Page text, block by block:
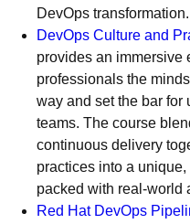
DevOps transformation.
DevOps Culture and
provides an immersive
professionals the
way and set the bar for
teams. The course
continuous delivery
practices into a
packed with real-world
Red Hat DevOps